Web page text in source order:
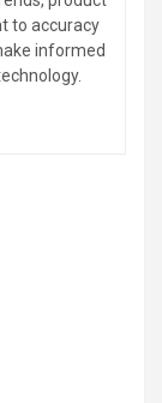
to accuracy
informed